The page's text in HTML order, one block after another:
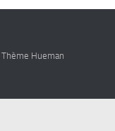
Thème Hueman